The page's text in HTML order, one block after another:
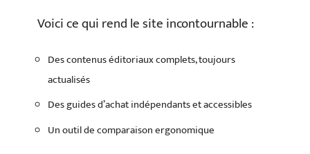
Voici ce qui rend le site incontournable :
Des contenus éditoriaux complets, toujours
actualisés
Des guides d’achat indépendants et accessibles
Un outil de comparaison ergonomique